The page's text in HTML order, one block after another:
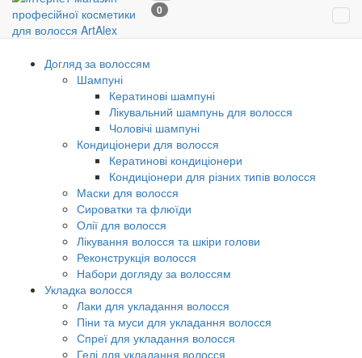
0
Догляд за волоссям
Шампуні
Кератинові шампуні
Лікувальний шампунь для волосся
Чоловічі шампуні
Кондиціонери для волосся
Кератинові кондиціонери
Кондиціонери для різних типів волосся
Маски для волосся
Сироватки та флюїди
Олії для волосся
Лікування волосся та шкіри голови
Реконструкція волосся
Набори догляду за волоссям
Укладка волосся
Лаки для укладання волосся
Піни та муси для укладання волосся
Спреї для укладання волосся
Гелі для укладання волосся